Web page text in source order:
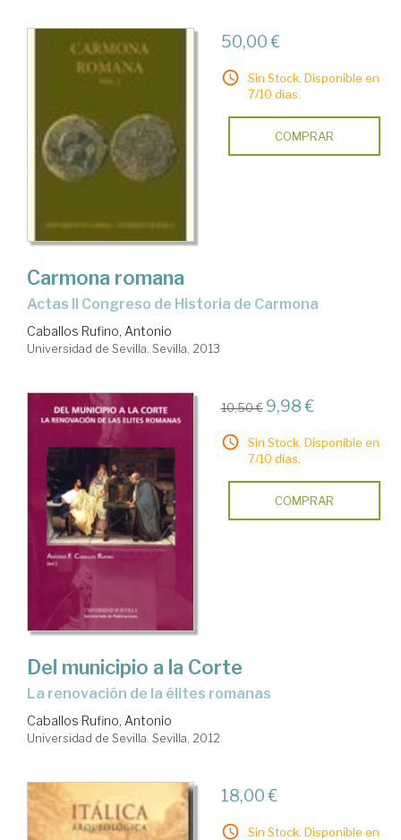
50,00 €
Sin Stock. Disponible en
7/10 días.
COMPRAR
Carmona romana
Actas II Congreso de Historia de Carmona
Caballos Rufino, Antonio
Universidad de Sevilla. Sevilla, 2013
10,50 € 9,98 €
Sin Stock. Disponible en
7/10 días.
COMPRAR
Del municipio a la Corte
la renovación de la élites romanas
Caballos Rufino, Antonio
Universidad de Sevilla. Sevilla, 2012
18,00 €
Sin Stock. Disponible en